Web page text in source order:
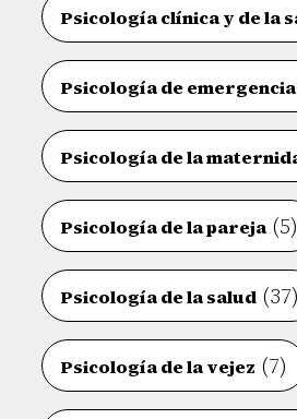
Psicología clínica y de la
Psicología de
Psicología de la
Psicología de la pareja(5)
Psicología de la salud (37)
Psicología de la vejez (7)